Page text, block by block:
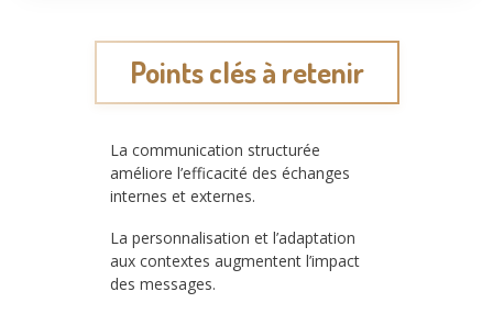
Points clés à retenir
La communication structurée
améliore l’efficacité des échanges
internes et externes.
La personnalisation et l’adaptation
aux contextes augmentent l’impact
des messages.